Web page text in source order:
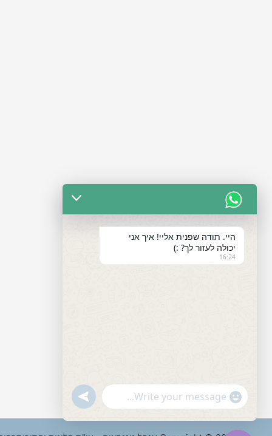
היי. תודה שפנית אליי! איך אני
יכולה לעזור לך? :)
16:24
"+chaty_settings.lang.emoji_picker+"
WhatsApp
undefined